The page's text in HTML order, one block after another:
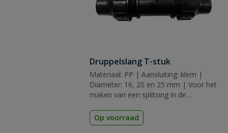
Druppelslang T-stuk
Materiaal: PP | Aansluiting: klem |
Diameter: 16, 20 en 25 mm | Voor het
maken van een splitsing in de
Op voorraad